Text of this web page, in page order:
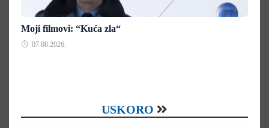
Moji filmovi: “Kuća zla“
07.08.2026.
USKORO